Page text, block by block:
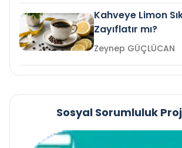
Kahveye Limon
Zayıflatır mı?
Zeynep GÜÇLÜCAN
Sosyal Sorumluluk